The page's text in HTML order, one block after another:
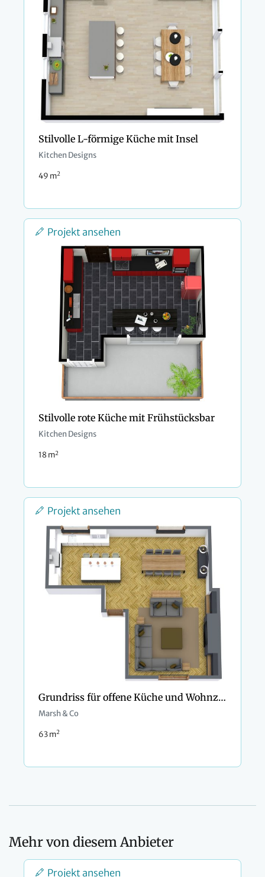
Stilvolle L-förmige Küche mit Insel
Kitchen Designs
49 m2
Projekt ansehen
Stilvolle rote Küche mit Frühstücksbar
Kitchen Designs
18 m2
Projekt ansehen
Grundriss für offene Küche und Wohnzimmer
Marsh & Co
63 m2
Mehr von diesem Anbieter
Projekt ansehen